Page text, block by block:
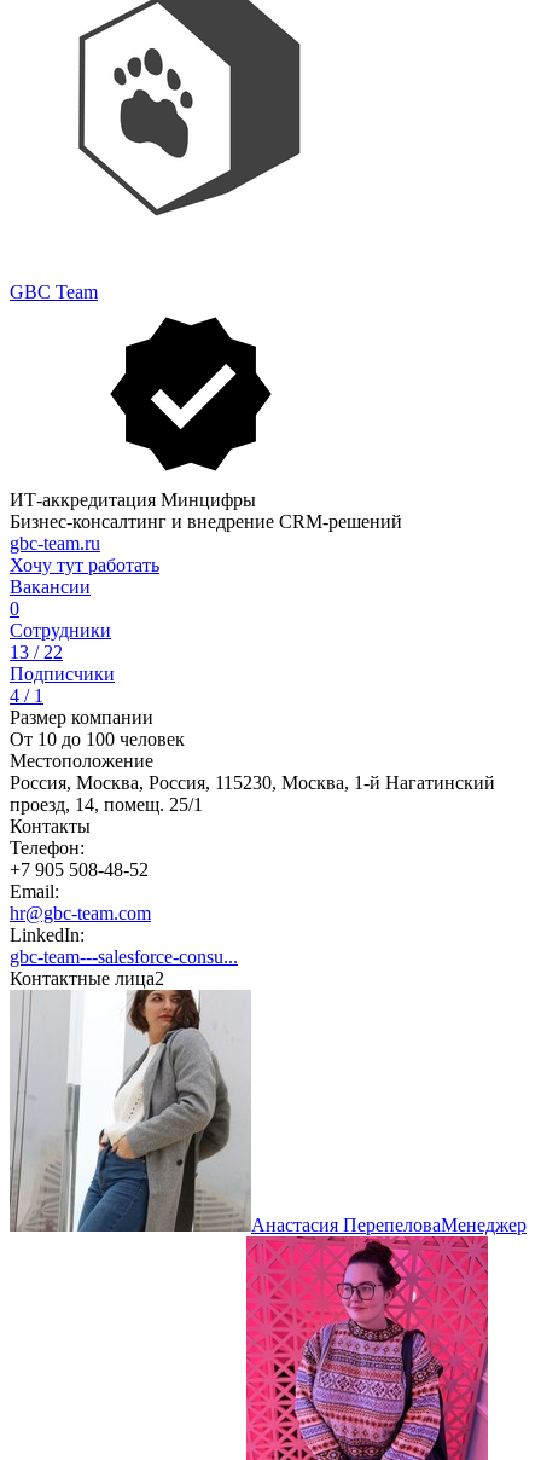
GBC Team
ИТ-аккредитация Минцифры
Бизнес-консалтинг и внедрение CRM-решений
gbc-team.ru
Хочу тут работать
Вакансии
0
Сотрудники
13 / 22
Подписчики
4 / 1
Размер компании
От 10 до 100 человек
Местоположение
Россия, Москва, Россия, 115230, Москва, 1-й Нагатинский
проезд, 14, помещ. 25/1
Контакты
Телефон:
+7 905 508-48-52
Email:
hr@gbc-team.com
LinkedIn:
gbc-team---salesforce-consu...
Контактные лица2
Анастасия ПерепеловаМенеджер